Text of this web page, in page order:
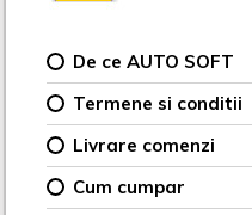
De ce AUTO SOFT
Termene si conditii
Livrare comenzi
Cum cumpar